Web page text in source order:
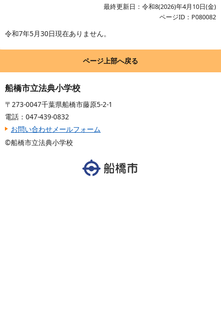
最終更新日：令和8(2026)年4月10日(金)
ページID：P080082
令和7年5月30日現在ありません。
ページ上部へ戻る
船橋市立法典小学校
〒273-0047千葉県船橋市藤原5-2-1
電話：047-439-0832
お問い合わせメールフォーム
©船橋市立法典小学校